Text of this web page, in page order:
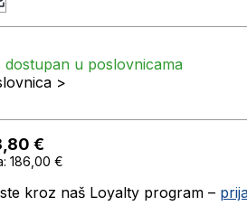
u poslovnicama
>
€
186,00 €
kroz naš Loyalty program –